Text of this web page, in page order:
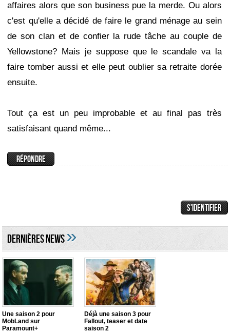
affaires alors que son business pue la merde. Ou alors
c'est qu'elle a décidé de faire le grand ménage au sein
de son clan et de confier la rude tâche au couple de
Yellowstone? Mais je suppose que le scandale va la
faire tomber aussi et elle peut oublier sa retraite dorée
ensuite.
Tout ça est un peu improbable et au final pas très
satisfaisant quand même...
DERNIÈRES NEWS»
Une saison 2 pour
MobLand sur
Paramount+
Déjà une saison 3 pour
Fallout, teaser et date
saison 2